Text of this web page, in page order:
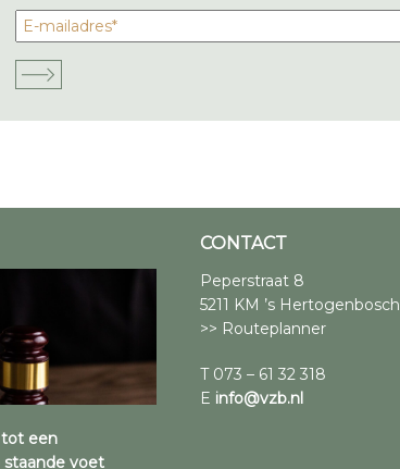
tot een
voet
CONTACT
Peperstraat 8
5211 KM ’s Hertogenbosch
>> Routeplanner
T 073 – 61 32 318
E info@vzb.nl